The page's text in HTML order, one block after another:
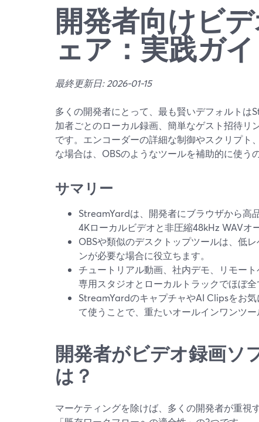
開発者向けビ
ェア：実践ガ
最終更新日: 2026-01-15
多くの開発者にとって、最も賢いデフォルト
加者ごとのローカル録画、簡単なゲスト招待リ
です。エンコーダーの詳細な制御やスクリプ
な場合は、OBSのようなツールを補助的に使う
サマリー
StreamYardは、開発者にブラウザから高
4Kローカルビデオと非圧縮48kHz WAVオ
OBSや類似のデスクトップツールは、低
ンが必要な場合に役立ちます。
チュートリアル動画、社内デモ、リモー
専用スタジオとローカルトラックでほぼ
StreamYardのキャプチャやAI Clipsをお
て使うことで、重たいオールインワンツー
開発者がビデオ録画ソ
は？
マーケティングを除けば、多くの開発者が重視